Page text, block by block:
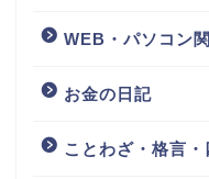
WEB・パソコン
お金の日記
ことわざ・格言